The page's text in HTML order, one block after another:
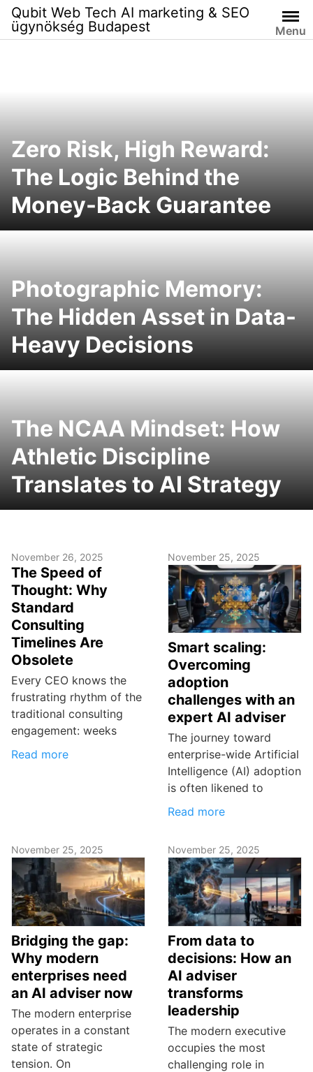
Skip
content
Qubit Web Tech AI marketing & SEO
ügynökség Budapest
Menu
Zero Risk, High Reward:
The Logic Behind the
Money-Back Guarantee
Photographic Memory:
The Hidden Asset in Data-
Heavy Decisions
The NCAA Mindset: How
Athletic Discipline
Translates to AI Strategy
November 26, 2025
The Speed of
Thought: Why
Standard
Consulting
Timelines Are
Obsolete
Every CEO knows the
frustrating rhythm of the
traditional consulting
engagement: weeks
Read more
November 25, 2025
Smart scaling:
Overcoming
adoption
challenges with an
expert AI adviser
The journey toward
enterprise-wide Artificial
Intelligence (AI) adoption
is often likened to
Read more
November 25, 2025
Bridging the gap:
Why modern
enterprises need
an AI adviser now
The modern enterprise
operates in a constant
state of strategic
tension. On
November 25, 2025
From data to
decisions: How an
AI adviser
transforms
leadership
The modern executive
occupies the most
challenging role in